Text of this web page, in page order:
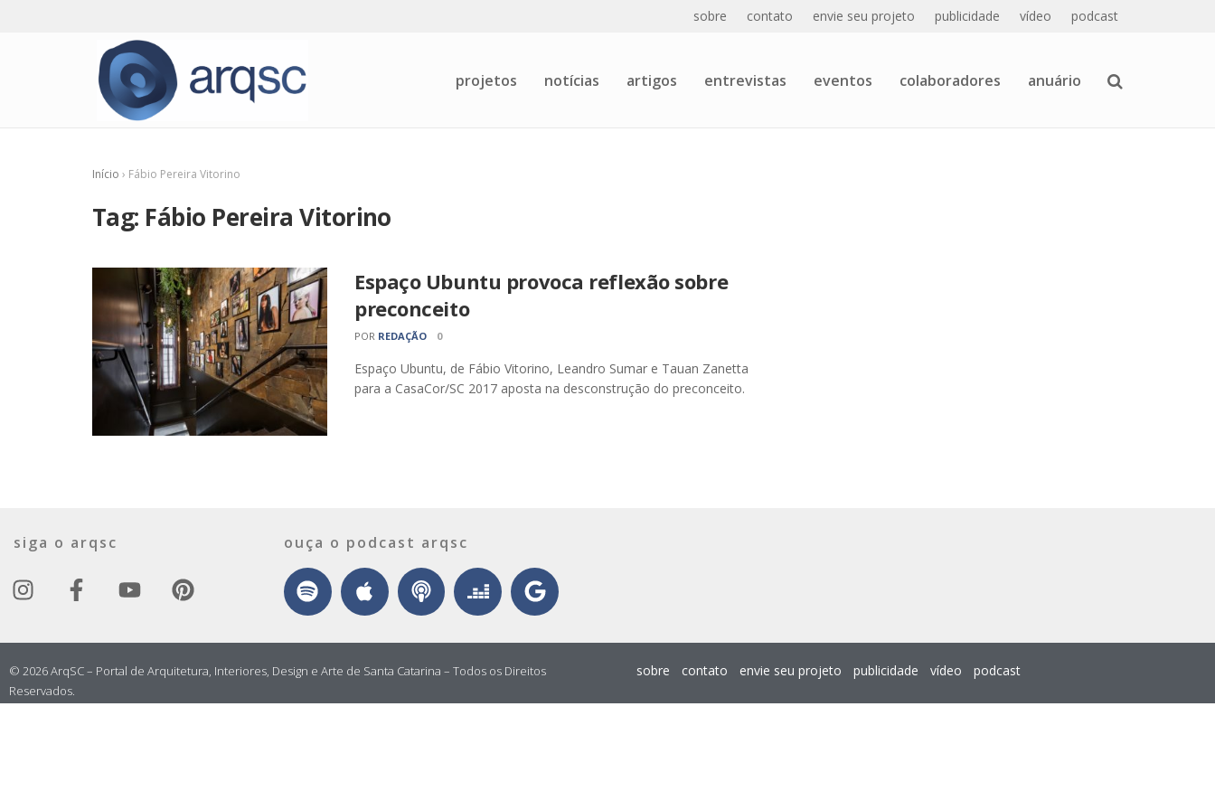
sobre contato envie seu projeto publicidade vídeo podcast
projetos notícias artigos entrevistas eventos colaboradores anuário
Início › Fábio Pereira Vitorino
Tag: Fábio Pereira Vitorino
Espaço Ubuntu provoca reflexão sobre
preconceito
POR REDAÇÃO 0
Espaço Ubuntu, de Fábio Vitorino, Leandro Sumar e Tauan Zanetta
para a CasaCor/SC 2017 aposta na desconstrução do preconceito.
siga o arqsc ouça o podcast arqsc
© 2026 ArqSC – Portal de Arquitetura, Interiores, Design e Arte de Santa Catarina – Todos os Direitos
Reservados.
sobre contato envie seu projeto publicidade vídeo podcast